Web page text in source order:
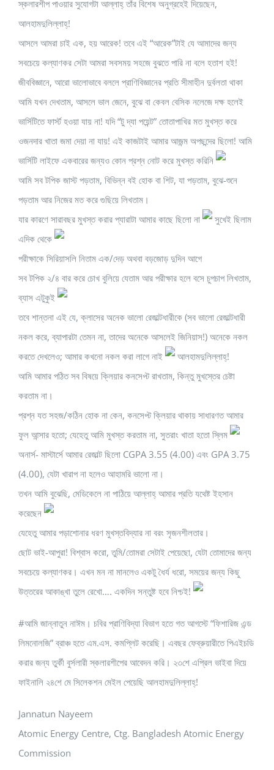
স্কলারশীপ পাওয়ার সুযোগটা আল্লাহ্ তাঁর বিশেষ অনুগ্রহেই দিয়েছেন,
আলহামদুলিল্লাহ্‌!
আসলে আমরা চাই এক, হয় আরেক! তবে এই “আরেক”টাই যে আমাদের জন্য
সবচেয়ে কল্যাণকর সেটা আমরা সবসময় সহজে বুঝতে পারি না বলে হতাশ হই!
জীববিজ্ঞানে, আরো ভালোভাবে বললে প্রাণিবিজ্ঞানের প্রতি সীমাহীন দুর্বলতা থাকা
আমি যখন দেখতাম, আসলে ভাল জেনে, বুঝে বা কেবল বেসিক নলেজে দক্ষ হলেই
ভার্সিটিতে ফার্স্ট হওয়া যায় না! যদি “টু দ্যা পয়েন্ট” তোতাপাখির মত মুখস্ত করে
ওজনদার খাতা জমা দেয়া না যায়! এই কাজটাই আমার আজন্ম অপছন্দের ছিলো! আমি
ভার্সিটি লাইফে একবারের জন্যও কোন প্রশ্ন নোট করে মুখস্ত করিনি
আমি সব টপিক জাস্ট পড়তাম, বিভিন্ন বই হোক বা শিট, যা পড়তাম, বুঝে-শুনে
পড়তাম আর নিজের মত করে গুছিয়ে লিখতাম।
যার কারণে সারাবছর মুখস্ত করার প্যারাটা আমার কাছে ছিলো না
সুখেই ছিলাম
এদিক থেকে
পরীক্ষাকে সিরিয়াসলি নিতাম এক/দেড় অথবা বড়জোড় দুদিন আগে
সব টপিক ২/৪ বার করে চোখ বুলিয়ে যেতাম আর পরীক্ষার হলে বসে চুপচাপ লিখতাম,
ব্যাস এটুকুই
তবে শান্তনা এই যে, ক্লাসের অনেক ভালো রেজাল্টধারীকে (সব ভালো রেজাল্টধারী
নকল করে, ব্যাপারটা তেমন না, তাদের অনেকে আসলেই জিনিয়াস!) অনেকে নকল
করতে দেখলেও; আমার কখনো নকল করা লাগে নাই
আলহামদুলিল্লাহ্‌!
আমি আমার পঠিত সব বিষয়ে ক্লিয়ার কনসেপ্ট রাখতাম, কিন্তু মুখস্তের চেষ্টা
করতাম না।
প্রশ্ন যত সহজ/কঠিন হোক না কেন, কনসেপ্ট ক্লিয়ার থাকায় সাধারণত আমার
ফুল আন্সার হতো; যেহেতু আমি মুখস্ত করতাম না, সুতরাং খাতা হতো স্লিম
অনার্স- মাস্টার্সে আমার রেজাল্ট ছিলো CGPA 3.55 (4.00) এবং GPA 3.75
(4.00), যেটা খারাপ না হলেও আহামরি ভালো না।
তখন আমি বুঝেছি, মেডিকেলে না পাঠিয়ে আল্লাহ্ আমার প্রতি যথেষ্ট ইহসান
করেছেন
যেহেতু আমার পড়াশোনার ধরণ মুখস্তবিদ্যার না বরং সৃজনশীলতার।
ছোট ভাই-আপুরা! বিশ্বাস করো, তুমি/তোমরা সেটাই পেয়েছো, যেটা তোমাদের জন্য
সবচেয়ে কল্যাণকর। এখন মন না মানলেও একটু ধৈর্য ধরো, সময়ের জন্য কিছু
উত্তরের আকাঙ্খা তুলে রেখো…. একদিন সন্তুষ্ট হবে নিশ্চই!
#আমি জান্নাতুন নাঈম। চবির প্রাণিবিদ্যা বিভাগ হতে গত আগস্টে “ফিশারিজ এন্ড
লিমনোলজি” ব্রাঞ্চ হতে এম.এস. কমপ্লিট করেছি। এবছর ফেব্রুয়ারীতে পিএইচডি
করার জন্য তুর্কী বুর্সলারী স্কলারশীপের আবেদন করি। ২৩শে এপ্রিল ভাইবা দিয়ে
ফাইনালি ২৪শে মে সিলেকশন মেইল পেয়েছি আলহামদুলিল্লাহ্‌!
Jannatun Nayeem
Atomic Energy Centre, Ctg. Bangladesh Atomic Energy
Commission